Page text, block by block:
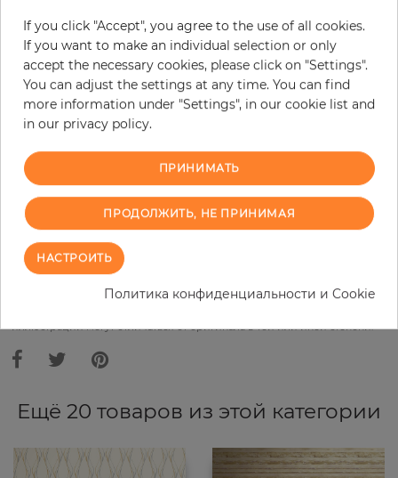
62,50 € за рулон
19% НДС включительно + Доставка
Цена за м² - 11,21 €
Do you need glue?
− +
В КОРЗИНУ
ЗАКАЗАТЬ ОБРАЗЕЦ
В связи с различными стандартами и техническими
иллюстрации могут отличаться от оригинала в той или иной степени.
Ещё 20 товаров из этой категории
If you click "Accept", you agree to the use of all cookies.
If you want to make an individual selection or only
accept the necessary cookies, please click on "Settings".
You can adjust the settings at any time. You can find
more information under "Settings", in our cookie list and
in our privacy policy.
ПРИНИМАТЬ
ПРОДОЛЖИТЬ, НЕ ПРИНИМАЯ
НАСТРОИТЬ
Политика конфиденциальности и Cookie